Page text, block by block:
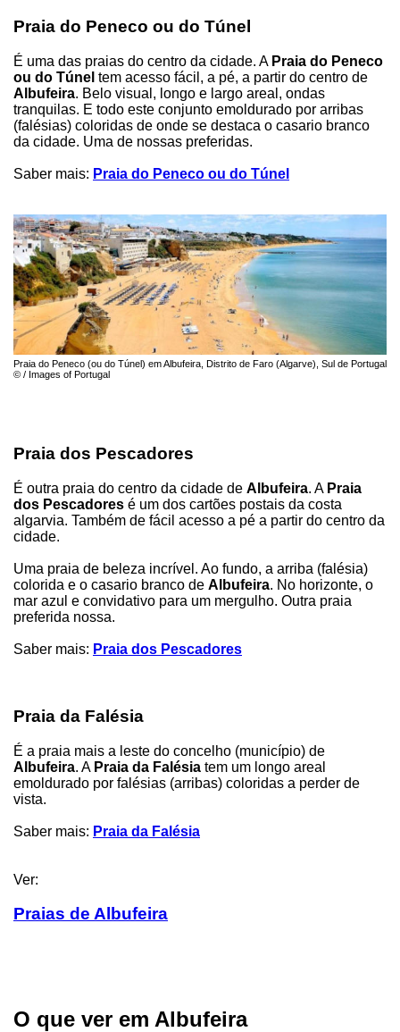
Praia do Peneco ou do Túnel
É uma das praias do centro da cidade. A Praia do Peneco
ou do Túnel tem acesso fácil, a pé, a partir do centro de
Albufeira. Belo visual, longo e largo areal, ondas
tranquilas. E todo este conjunto emoldurado por arribas
(falésias) coloridas de onde se destaca o casario branco
da cidade. Uma de nossas preferidas.
Saber mais: Praia do Peneco ou do Túnel
Praia do Peneco (ou do Túnel) em Albufeira, Distrito de Faro (Algarve), Sul de Portugal
© / Images of Portugal
Praia dos Pescadores
É outra praia do centro da cidade de Albufeira. A Praia
dos Pescadores é um dos cartões postais da costa
algarvia. Também de fácil acesso a pé a partir do centro da
cidade.
Uma praia de beleza incrível. Ao fundo, a arriba (falésia)
colorida e o casario branco de Albufeira. No horizonte, o
mar azul e convidativo para um mergulho. Outra praia
preferida nossa.
Saber mais: Praia dos Pescadores
Praia da Falésia
É a praia mais a leste do concelho (município) de
Albufeira. A Praia da Falésia tem um longo areal
emoldurado por falésias (arribas) coloridas a perder de
vista.
Saber mais: Praia da Falésia
Ver:
Praias de Albufeira
O que ver em Albufeira